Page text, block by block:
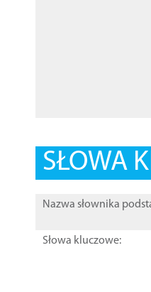
SŁOWA
Nazwa słownika
Słowa kluczowe: